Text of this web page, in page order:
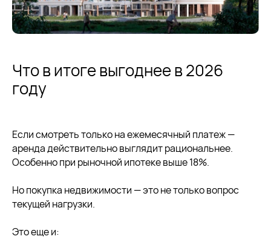
Что в итоге выгоднее в 2026
году
Если смотреть только на ежемесячный платеж —
аренда действительно выглядит рациональнее.
Особенно при рыночной ипотеке выше 18%.
Но покупка недвижимости — это не только вопрос
текущей нагрузки.
Это еще и:
Почему в длинные выходные одни загородные дома
бронируются за месяцы вперед, а другие
растут быстрее рынка
читать далее
12 мая 2026